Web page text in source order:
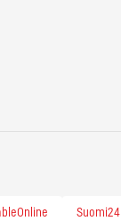
Suomi24